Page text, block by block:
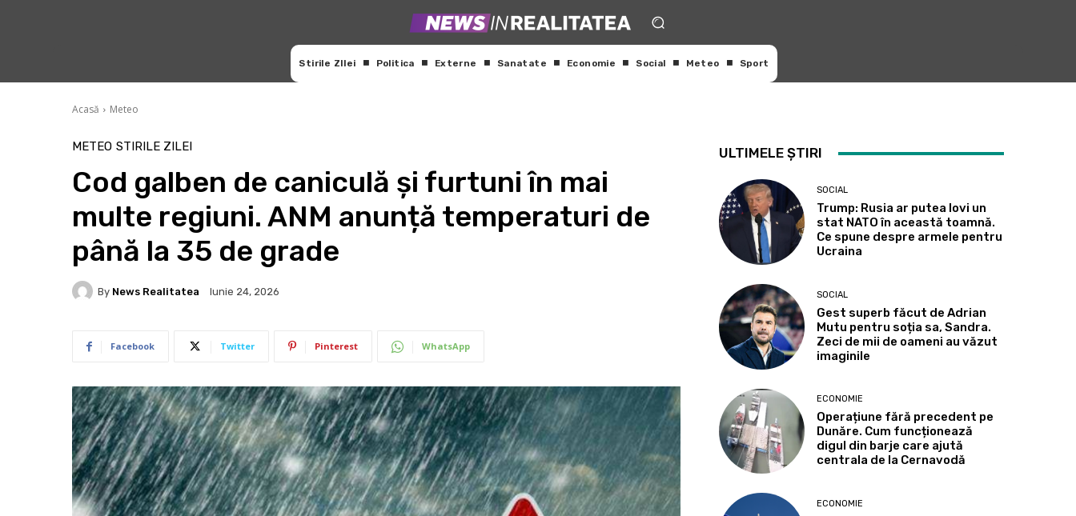
Stirile ZIlei Politica Externe Sanatate Economie Social Meteo Sport
Acasă Meteo
METEO STIRILE ZILEI
Cod galben de caniculă și furtuni în mai
multe regiuni. ANM anunță temperaturi de
până la 35 de grade
By News Realitatea Iunie 24, 2026
Facebook Twitter Pinterest WhatsApp
ULTIMELE ȘTIRI
SOCIAL
Trump: Rusia ar putea lovi un
stat NATO în această toamnă.
Ce spune despre armele pentru
Ucraina
SOCIAL
Gest superb făcut de Adrian
Mutu pentru soția sa, Sandra.
Zeci de mii de oameni au văzut
imaginile
ECONOMIE
Operațiune fără precedent pe
Dunăre. Cum funcționează
digul din barje care ajută
centrala de la Cernavodă
ECONOMIE